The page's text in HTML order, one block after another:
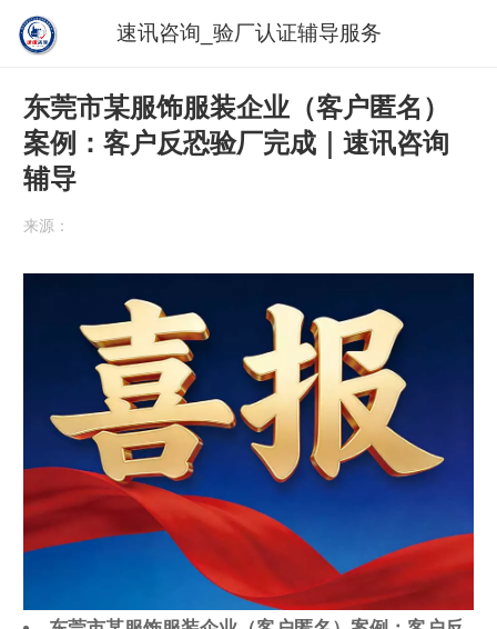
速讯咨询_验厂认证辅导服务
东莞市某服饰服装企业（客户匿名）
案例：客户反恐验厂完成｜速讯咨询
辅导
来源：